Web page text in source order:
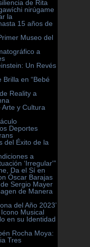
de Rita
nirúgame
la
15 años de
Museo del
a
Un Revés
Brilla en “Bebé
Reality a
Arte y Cultura
Deportes
del Éxito de la
a
‘Irregular'”
Da el Sí en
Óscar Barajas
Sergio Mayer
de Manera
del Año 2023’
Musical
en su Identidad
Rocha Moya:
Tres